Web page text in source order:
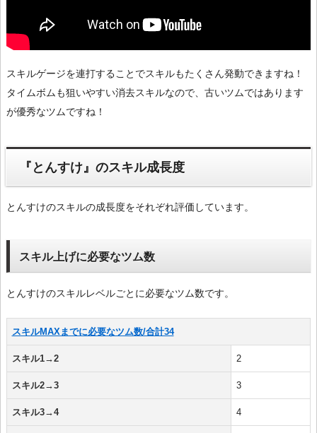
スキルゲージを連打することでスキルもたくさん発動できますね！
タイムボムも狙いやすい消去スキルなので、古いツムではあります
が優秀なツムですね！
『とんすけ』のスキル成長度
とんすけのスキルの成長度をそれぞれ評価しています。
スキル上げに必要なツム数
とんすけのスキルレベルごとに必要なツム数です。
スキルMAXまでに必要なツム数/合計34
スキル1→2 2
スキル2→3 3
スキル3→4 4